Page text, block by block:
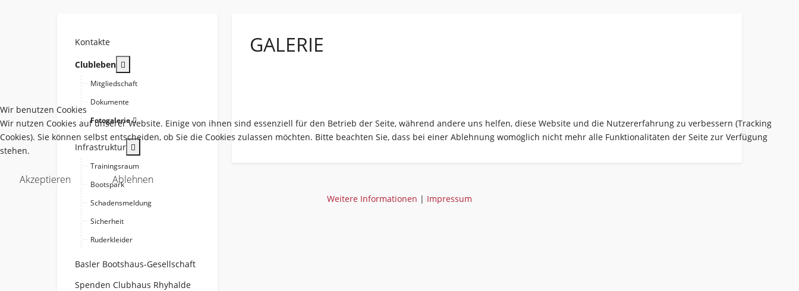
Kontakte
Clubleben
Mitgliedschaft
Dokumente
Fotogalerie
Infrastruktur
Trainingsraum
Bootspark
Schadensmeldung
Sicherheit
Ruderkleider
Basler Bootshaus-Gesellschaft
Spenden Clubhaus Rhyhalde
GALERIE
Wir benutzen Cookies
Wir nutzen Cookies auf unserer Website. Einige von ihnen sind essenziell für den Betrieb der Seite, während andere uns helfen, diese Website und die Nutzererfahrung zu verbessern (Tracking
Cookies). Sie können selbst entscheiden, ob Sie die Cookies zulassen möchten. Bitte beachten Sie, dass bei einer Ablehnung womöglich nicht mehr alle Funktionalitäten der Seite zur Verfügung
stehen.
Akzeptieren Ablehnen
Weitere Informationen | Impressum